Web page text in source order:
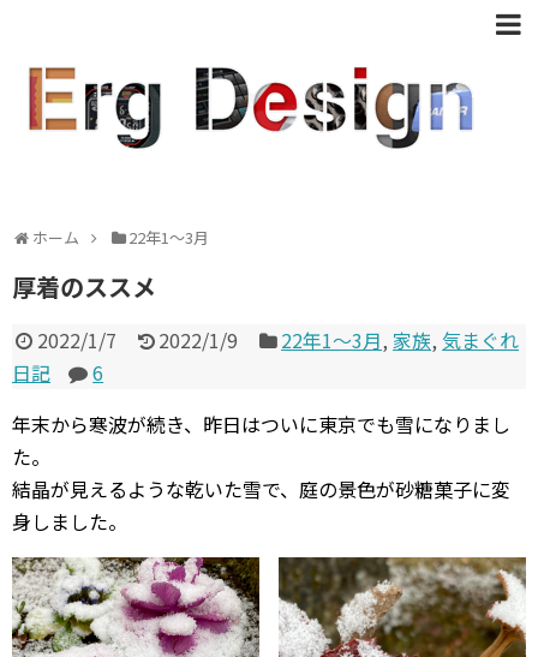
ホーム 22年1〜3月
厚着のススメ
2022/1/7 2022/1/9 22年1〜3月,家族,気まぐれ
日記
6
年末から寒波が続き、昨日はついに東京でも雪になりまし
た。
結晶が見えるような乾いた雪で、庭の景色が砂糖菓子に変
身しました。